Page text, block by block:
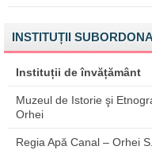
INSTITUȚII
Instituții de învățământ
Muzeul de Istorie şi
Orhei
Regia Apă Canal – Orhei